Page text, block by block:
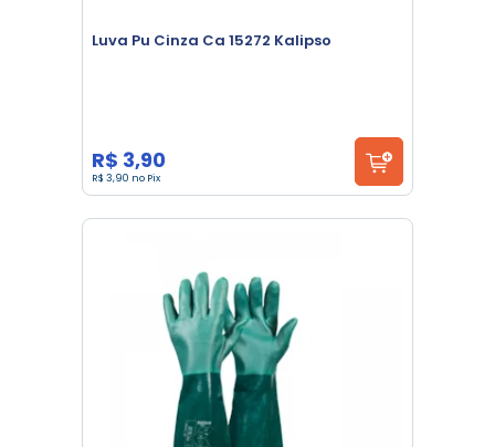
Luva Pu Cinza Ca 15272 Kalipso
R$ 3,90
R$ 3,90 no Pix